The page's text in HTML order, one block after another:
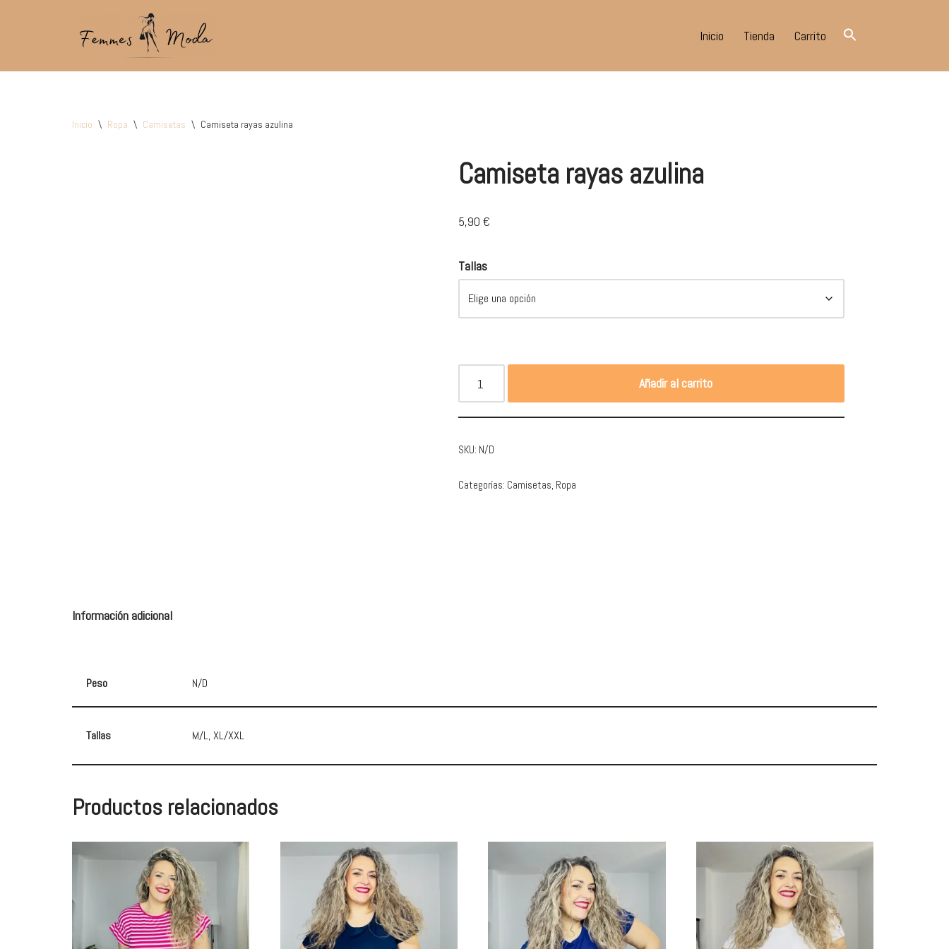
Inicio Tienda Carrito
Inicio \ Ropa \ Camisetas \ Camiseta rayas azulina
Camiseta rayas azulina
5,90€
Tallas
Añadir al carrito
SKU: N/D
Categorías: Camisetas, Ropa
Información adicional
Peso N/D
Tallas M/L, XL/XXL
Productos relacionados